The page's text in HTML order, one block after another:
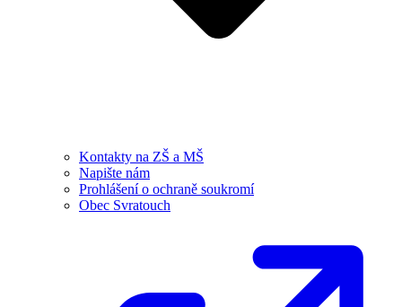
Kontakty na ZŠ a MŠ
Napište nám
Prohlášení o ochraně soukromí
Obec Svratouch